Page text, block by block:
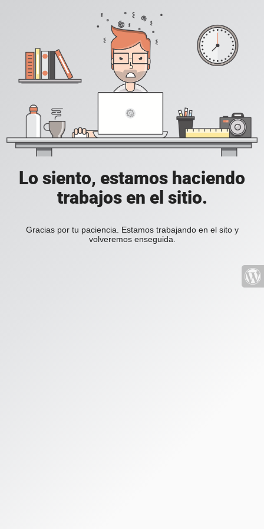
Lo siento, estamos haciendo
trabajos en el sitio.
Gracias por tu paciencia. Estamos trabajando en el sito y
volveremos enseguida.